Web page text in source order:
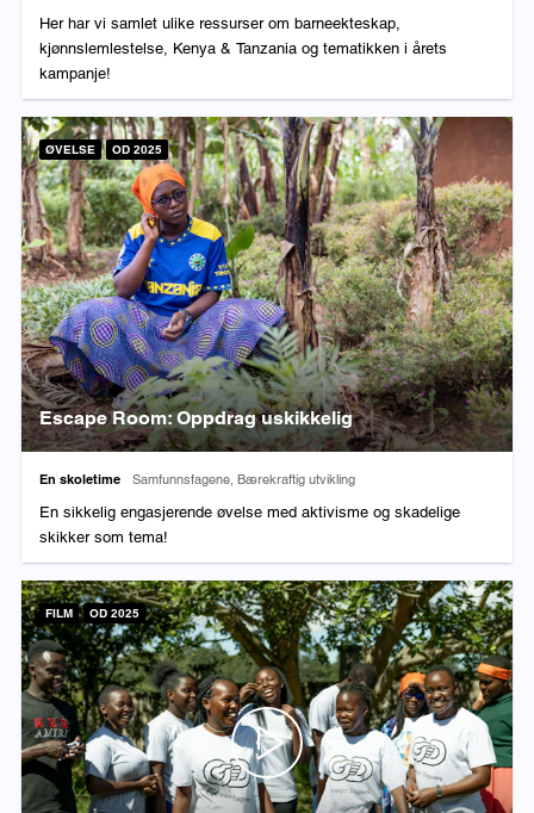
Her har vi samlet ulike ressurser om barneekteskap,
kjønnslemlestelse, Kenya & Tanzania og tematikken i årets
kampanje!
ØVELSE OD 2025
Escape Room: Oppdrag uskikkelig
Varighet:
En skoletime Fag:
Samfunnsfagene, Bærekraftig utvikling
En sikkelig engasjerende øvelse med aktivisme og skadelige
skikker som tema!
FILM OD 2025